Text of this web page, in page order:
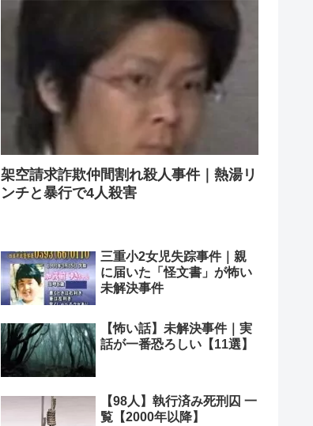
架空請求詐欺仲間割れ殺人事件｜熱湯リ
ンチと暴行で4人殺害
三重小2女児失踪事件｜親
に届いた「怪文書」が怖い
未解決事件
【怖い話】未解決事件｜実
話が一番恐ろしい【11選】
【98人】執行済み死刑囚 一
覧【2000年以降】